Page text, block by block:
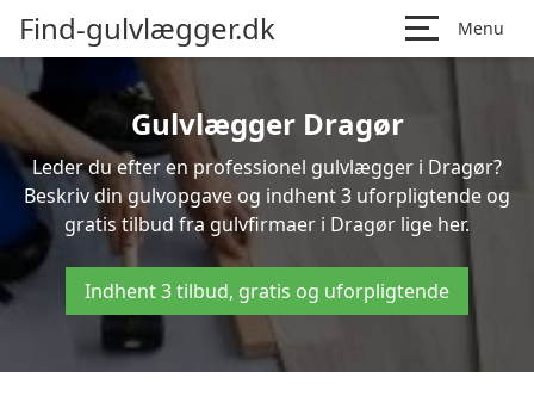
Find-gulvlægger.dk Menu
Gulvlægger Dragør
Leder du efter en professionel gulvlægger i Dragør?
Beskriv din gulvopgave og indhent 3 uforpligtende og
gratis tilbud fra gulvfirmaer i Dragør lige her.
Indhent 3 tilbud, gratis og uforpligtende